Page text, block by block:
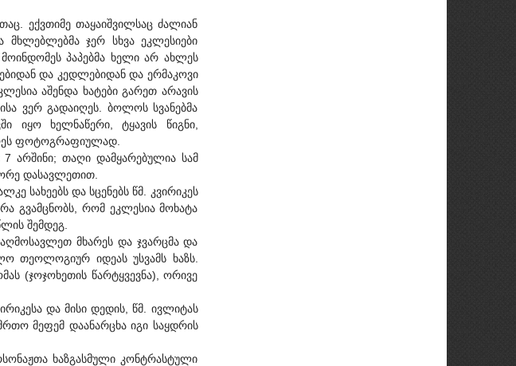
ექვთიმე თაყაიშვილსაც ძალიან
მხლებლებმა ჯერ სხვა ეკლესიები
პაპებმა ხელი არ ახლეს
და კედლებიდან და ერმაკოვი
აშენდა ხატები გარეთ არავის
ვერ გადაიღეს. ბოლოს სვანებმა
იყო ხელნაწერი, ტყავის წიგნი,
ფოტოგრაფიულად.
არშინი; თაღი დამყარებულია სამ
დასავლეთით.
სახეებს და სცენებს წმ. კვირიკეს
გვამცნობს, რომ ეკლესია მოხატა
შემდეგ.
მხარეს და ჯვარცმა და
თეოლოგიურ იდეას უსვამს ხაზს.
(ჯოჯოხეთის წარტყვევნა), ორივე
და მისი დედის, წმ. ივლიტას
მეფემ დაანარცხა იგი საყდრის
ხაზგასმული კონტრასტული